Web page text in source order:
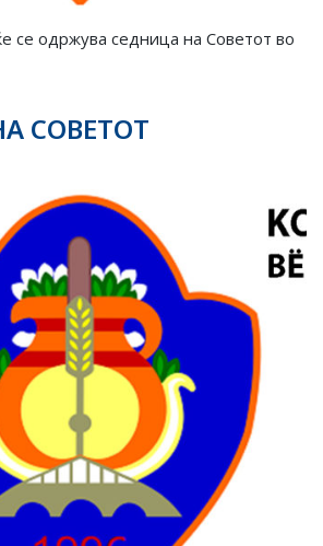
се одржува седница на Советот во
СОВЕТОТ